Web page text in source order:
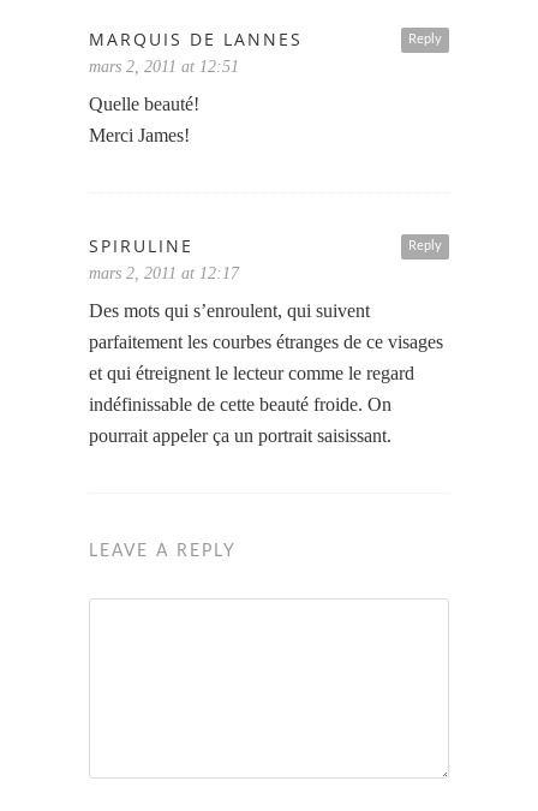
Reply
MARQUIS DE LANNES
mars 2, 2011 at 12:51
Quelle beauté!
Merci James!
Reply
SPIRULINE
mars 2, 2011 at 12:17
Des mots qui s’enroulent, qui suivent
parfaitement les courbes étranges de ce visages
et qui étreignent le lecteur comme le regard
indéfinissable de cette beauté froide. On
pourrait appeler ça un portrait saisissant.
LEAVE A REPLY